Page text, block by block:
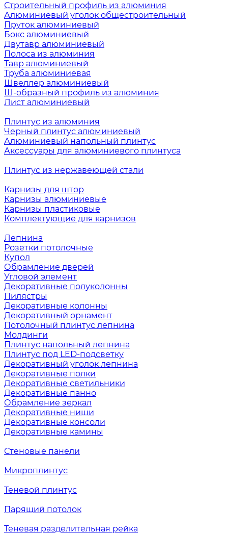
Строительный профиль из алюминия
Алюминиевый уголок общестроительный
Пруток алюминиевый
Бокс алюминиевый
Двутавр алюминиевый
Полоса из алюминия
Тавр алюминиевый
Труба алюминиевая
Швеллер алюминиевый
Ш-образный профиль из алюминия
Лист алюминиевый
Плинтус из алюминия
Черный плинтус алюминиевый
Алюминиевый напольный плинтус
Аксессуары для алюминиевого плинтуса
Плинтус из нержавеющей стали
Карнизы для штор
Карнизы алюминиевые
Карнизы пластиковые
Комплектующие для карнизов
Лепнина
Розетки потолочные
Купол
Обрамление дверей
Угловой элемент
Декоративные полуколонны
Пилястры
Декоративные колонны
Декоративный орнамент
Потолочный плинтус лепнина
Молдинги
Плинтус напольный лепнина
Плинтус под LED-подсветку
Декоративный уголок лепнина
Декоративные полки
Декоративные светильники
Декоративные панно
Обрамление зеркал
Декоративные ниши
Декоративные консоли
Декоративные камины
Стеновые панели
Микроплинтус
Теневой плинтус
Парящий потолок
Теневая разделительная рейка